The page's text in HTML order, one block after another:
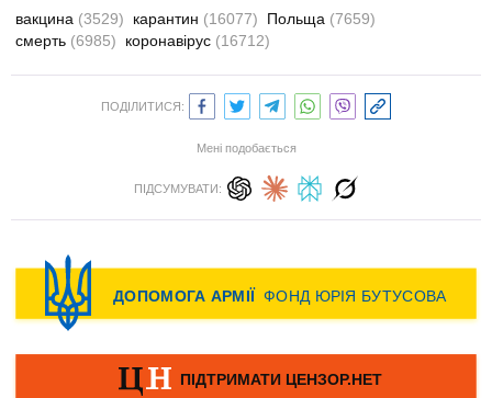
вакцина (3529) карантин (16077) Польща (7659)
смерть (6985) коронавірус (16712)
ПОДІЛИТИСЯ:
Мені подобається
ПІДСУМУВАТИ: